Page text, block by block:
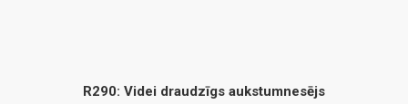
R290: Videi draudzīgs aukstumnesējs